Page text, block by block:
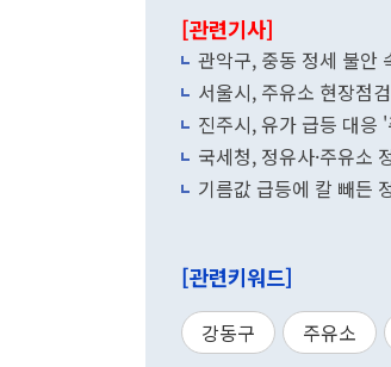
[관련기사]
관악구, 중동 정세 불안
서울시, 주유소 현장점
진주시, 유가 급등 대응
국세청, 정유사·주유소
기름값 급등에 칼 빼든
[관련키워드]
강동구 주유소